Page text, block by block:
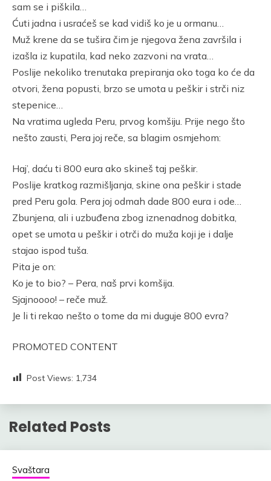
sam se i piškila…
Ćuti jadna i usraćeš se kad vidiš ko je u ormanu…
Muž krene da se tušira čim je njegova žena završila i
izašla iz kupatila, kad neko zazvoni na vrata…
Poslije nekoliko trenutaka prepiranja oko toga ko će da
otvori, žena popusti, brzo se umota u peškir i strči niz
stepenice…
Na vratima ugleda Peru, prvog komšiju. Prije nego što
nešto zausti, Pera joj reče, sa blagim osmjehom:
Haj’, daću ti 800 eura ako skineš taj peškir.
Poslije kratkog razmišljanja, skine ona peškir i stade
pred Peru gola. Pera joj odmah dade 800 eura i ode…
Zbunjena, ali i uzbuđena zbog iznenadnog dobitka,
opet se umota u peškir i otrči do muža koji je i dalje
stajao ispod tuša.
Pita je on:
Ko je to bio? – Pera, naš prvi komšija.
Sjajnoooo! – reče muž.
Je li ti rekao nešto o tome da mi duguje 800 evra?
PROMOTED CONTENT
Post Views: 1,734
Related Posts
Svaštara